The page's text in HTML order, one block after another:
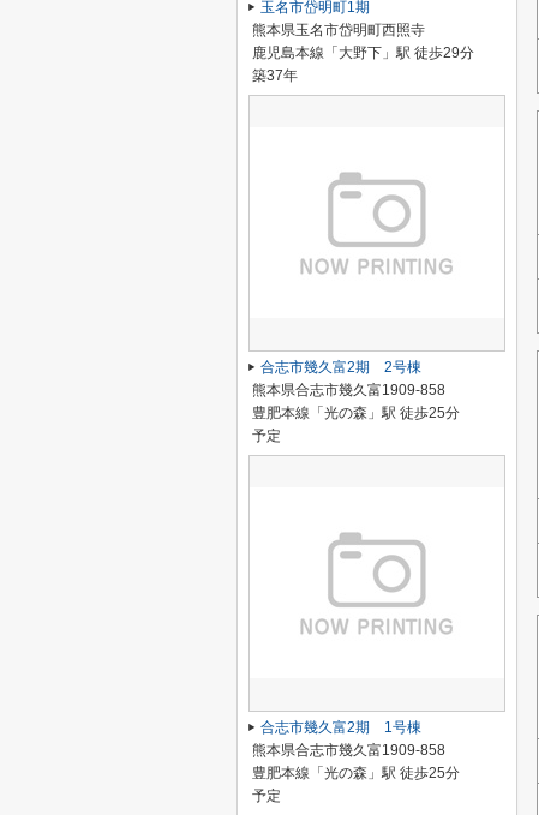
玉名市岱明町1期
熊本県玉名市岱明町西照寺
鹿児島本線「大野下」駅 徒歩29分
築37年
合志市幾久富2期 2号棟
熊本県合志市幾久富1909-858
豊肥本線「光の森」駅 徒歩25分
予定
合志市幾久富2期 1号棟
熊本県合志市幾久富1909-858
豊肥本線「光の森」駅 徒歩25分
予定